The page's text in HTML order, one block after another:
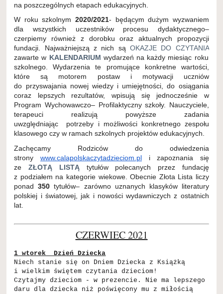
na poszczególnych etapach edukacyjnych.
W roku szkolnym 2020/2021- będącym dużym wyzwaniem
dla wszystkich uczestników procesu dydaktycznego–
czerpiemy również z dorobku oraz aktualnych propozycji
fundacji. Najważniejszą z nich sąOKAZJE DO CZYTANIA
zawarte w KALENDARIUM wydarzeń na każdy miesiąc roku
szkolnego. Wydarzenia te promujące konkretne wartości,
które są motorem postaw i motywacji uczniów
do przyswajania nowej wiedzy i umiejętności, do osiągania
coraz lepszych rezultatów, wpisują się jednocześnie w
Program Wychowawczo– Profilaktyczny szkoły. Nauczyciele,
terapeuci realizują powyższe zadania
uwzględniając potrzeby i możliwości konkretnego zespołu
klasowego czy w ramach szkolnych projektów edukacyjnych.
Zachęcamy Rodziców do odwiedzenia
strony www.calapolskaczytadzieciom.pli zapoznania się
zeZŁOTĄ LISTĄtytułów polecanych przez fundację
z podziałem na kategorie wiekowe. Obecnie Złota Lista liczy
ponad350 tytułów– zarówno uznanych klasyków literatury
polskiej i światowej, jak i nowości wydawniczych z ostatnich
lat.
CZERWIEC 2021
1 wtorek Dzień Dziecka
Niech stanie się on Dniem Dziecka z Książką
i wielkim świętem czytania dzieciom!
Czytajmy dzieciom - w prezencie. Nie ma lepszego
daru dla dziecka niż poświęcony mu z miłością